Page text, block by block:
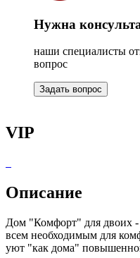
Нужна
наши специалисты
вопрос
Задать вопрос
VIP
Описание
Дом "Комфорт" для двоих -
всем необходимым для
уют "как дома"